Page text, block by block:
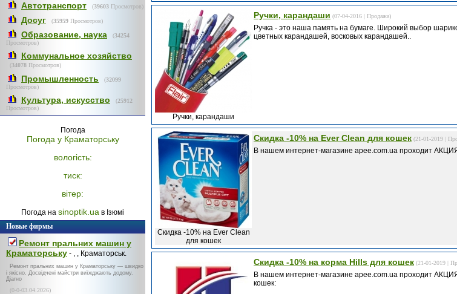
Автотранспорт (39603 Просмотров)
Досуг (35959 Просмотров)
Образование, наука (34254
Просмотров)
Коммунальное хозяйство
(34078 Просмотров)
Промышленность (32099
Просмотров)
Культура, искусство (25912
Просмотров)
Погода
Погода у Краматорську
вологість:
тиск:
вітер:
Погода на sinoptik.ua в Ізюмі
Новые фирмы
Ремонт пральних машин у
Краматорську - , , Краматорськ.
Ремонт пральних машин у Краматорську — швидко
і якісно. Досвідчені майстри виїжджають додому.
Діагно
(0-0-03.04.2026)
Ручки, карандаши
Ручки, карандаши (07-04-2016 | Продажа)
Ручка - это наша память на бумаге. Широкий выбор
цветных карандашей, восковых карандашей..
Скидка -10% на Ever Clean
для кошек
Скидка -10% на Ever Clean для кошек (21-01-2019 |
В нашем интернет-магазине apee.com.ua проходит
Скидка -10% на корма Hills для кошек (21-01-2019 |
В нашем интернет-магазине apee.com.ua проходит
кошек: